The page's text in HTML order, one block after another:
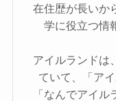
在住歴が長いか
学に役立つ情
アイルランドは
ていて、「ア
「なんでアイル